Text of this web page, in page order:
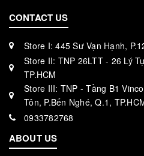
CONTACT US
Store I: 445 Sư Vạn Hạnh,
Store II: TNP 26LTT - 26 Lý
TP.HCM
Store III: TNP - Tầng B1
Tôn, P.Bến Nghé, Q.1,
0933782768
ABOUT US